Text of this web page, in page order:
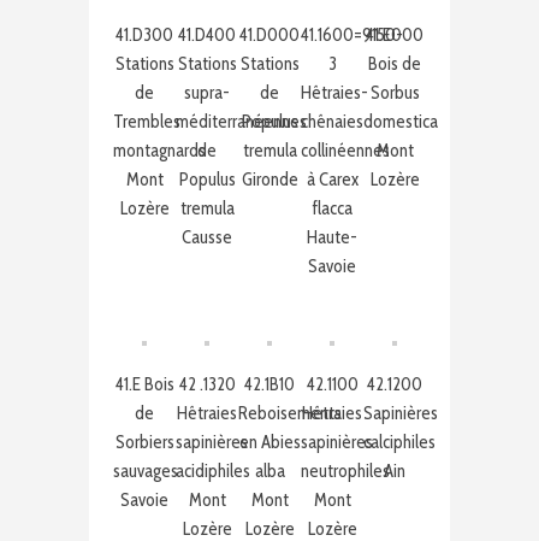
41.D300
Stations
de
Trembles
montagnards
Mont
Lozère
41.D400
Stations
supra-
méditerranéennes
de
Populus
tremula
Causse
41.D000
Stations
de
Populus
tremula
Gironde
41.1600=9150-
3
Hêtraies-
chênaies
collinéennes
à Carex
flacca
Haute-
Savoie
41.E000
Bois de
Sorbus
domestica
Mont
Lozère
41.E Bois
de
Sorbiers
sauvages
Savoie
42 .1320
Hêtraies
sapinières
acidiphiles
Mont
Lozère
42.1B10
Reboisements
en Abies
alba
Mont
Lozère
42.1100
Hêtraies
sapinières
neutrophiles
Mont
Lozère
42.1200
Sapinières
calciphiles
Ain